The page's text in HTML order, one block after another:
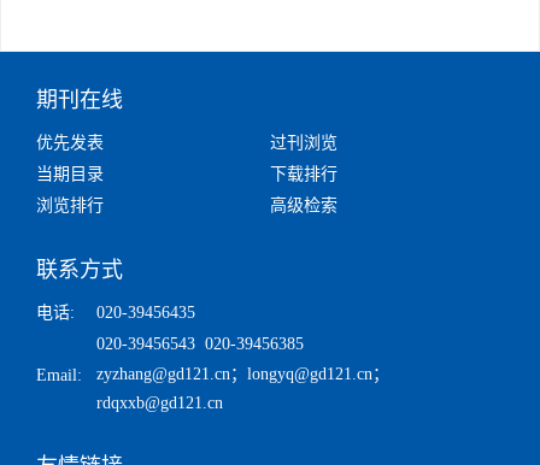
期刊在线
优先发表
过刊浏览
当期目录
下载排行
浏览排行
高级检索
联系方式
电话:
020-39456435
020-39456543 020-39456385
Email:
zyzhang@gd121.cn； longyq@gd121.cn；
rdqxxb@gd121.cn